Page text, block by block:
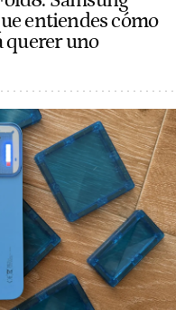
entiendes cómo
querer uno